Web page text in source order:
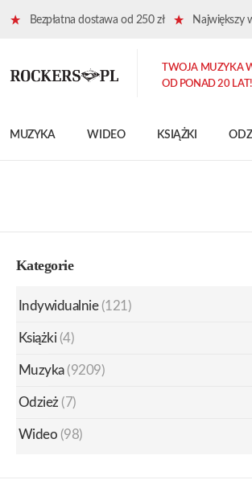
Bezpłatna dostawa od 250 zł Największy
MUZYKA WIDEO KSIĄŻKI
TWOJA MUZYKA
OD PONAD 20 LAT!
Kategorie
Indywidualnie (121)
Książki (4)
Muzyka (9209)
Odzież (7)
Wideo (98)